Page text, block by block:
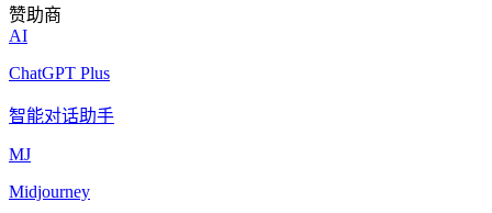
赞助商
AI
ChatGPT Plus
智能对话助手
MJ
Midjourney